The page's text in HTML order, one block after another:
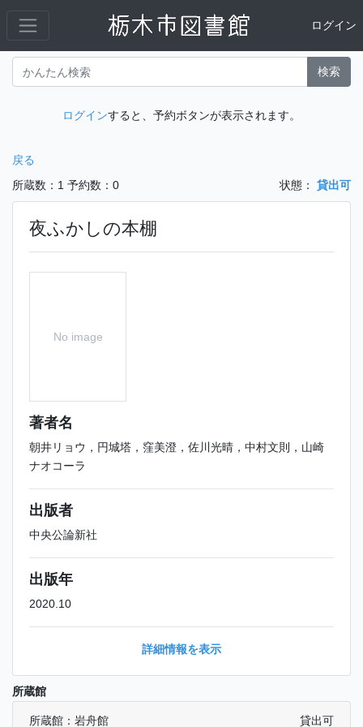
ログイン
検索
ログインすると、予約ボタンが表示されます。
戻る
所蔵数：1 予約数：0 状態： 貸出可
夜ふかしの本棚
No image
著者名
朝井リョウ，円城塔，窪美澄，佐川光晴，中村文則，山崎
ナオコーラ
出版者
中央公論新社
出版年
2020.10
詳細情報を表示
所蔵館
所蔵館：岩舟館 貸出可